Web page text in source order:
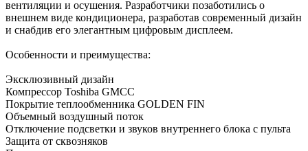
вентиляции и осушения. Разработчики позаботились о
внешнем виде кондиционера, разработав современный дизайн
и снабдив его элегантным цифровым дисплеем.
Особенности и преимущества:
Эксклюзивный дизайн
Компрессор Toshiba GMCC
Покрытие теплообменника GOLDEN FIN
Объемный воздушный поток
Отключение подсветки и звуков внутреннего блока с пульта
Защита от сквозняков